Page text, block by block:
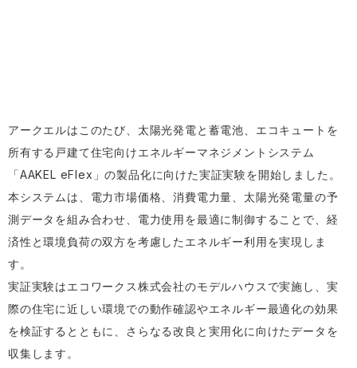
アークエルはこのたび、太陽光発電と蓄電池、エコキュートを
所有する戸建て住宅向けエネルギーマネジメントシステム
「AAKEL eFlex」の製品化に向けた実証実験を開始しました。
本システムは、電力市場価格、消費電力量、太陽光発電量の予
測データを組み合わせ、電力使用を最適に制御することで、経
済性と環境負荷の双方を考慮したエネルギー利用を実現しま
す。
実証実験はエコワークス株式会社のモデルハウスで実施し、実
際の住宅に近しい環境での動作確認やエネルギー最適化の効果
を検証するとともに、さらなる改良と実用化に向けたデータを
収集します。